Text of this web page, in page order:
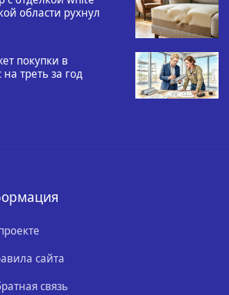
области рухнул
покупки в
треть за год
сайта
связь